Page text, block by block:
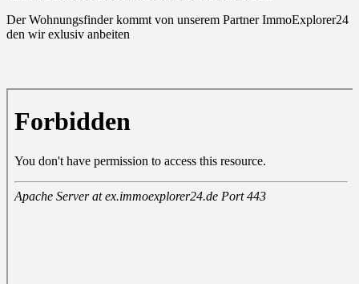
Der Wohnungsfinder kommt von unserem Partner ImmoExplorer24
den wir exlusiv anbeiten